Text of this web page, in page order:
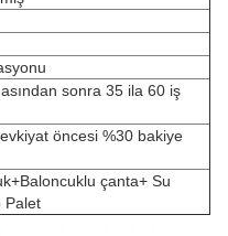
sonra 35 ila 60 iş
öncesi %30 bakiye
çanta+ Su
Palet